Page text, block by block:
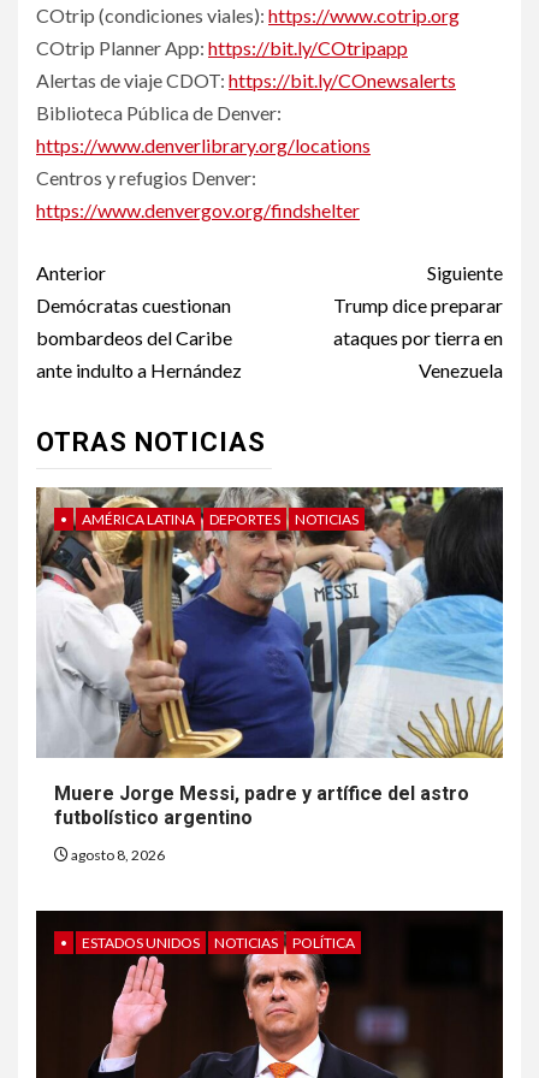
COtrip (condiciones viales): https://www.cotrip.org
COtrip Planner App: https://bit.ly/COtripapp
Alertas de viaje CDOT: https://bit.ly/COnewsalerts
Biblioteca Pública de Denver:
https://www.denverlibrary.org/locations
Centros y refugios Denver:
https://www.denvergov.org/findshelter
Post
navigation
Anterior
Demócratas cuestionan
bombardeos del Caribe
ante indulto a Hernández
Siguiente
Trump dice preparar
ataques por tierra en
Venezuela
OTRAS NOTICIAS
• AMÉRICA LATINA DEPORTES NOTICIAS
Muere Jorge Messi, padre y artífice del astro
futbolístico argentino
agosto 8, 2026
• ESTADOS UNIDOS NOTICIAS POLÍTICA